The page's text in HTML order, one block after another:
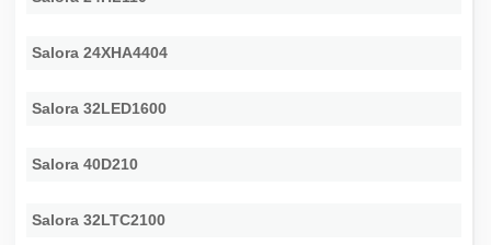
Salora 24XHA4404
Salora 32LED1600
Salora 40D210
Salora 32LTC2100